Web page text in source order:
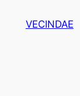
VECINDAE